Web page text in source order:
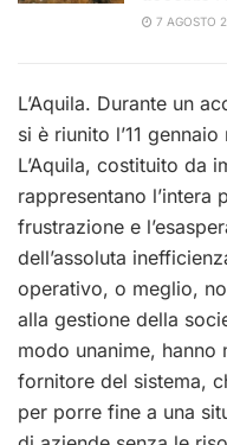
7 AGOSTO
L’Aquila. Durante un
si è riunito l’11
L’Aquila, costituito da
rappresentano l’intera
frustrazione e
dell’assoluta
operativo, o meglio,
alla gestione della
modo unanime,
fornitore del sistema,
per porre fine a una